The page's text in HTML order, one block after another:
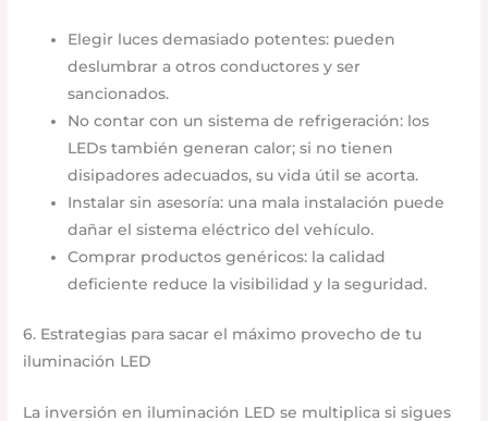
Elegir luces demasiado potentes: pueden
deslumbrar a otros conductores y ser
sancionados.
No contar con un sistema de refrigeración: los
LEDs también generan calor; si no tienen
disipadores adecuados, su vida útil se acorta.
Instalar sin asesoría: una mala instalación puede
dañar el sistema eléctrico del vehículo.
Comprar productos genéricos: la calidad
deficiente reduce la visibilidad y la seguridad.
6. Estrategias para sacar el máximo provecho de tu
iluminación LED
La inversión en iluminación LED se multiplica si sigues